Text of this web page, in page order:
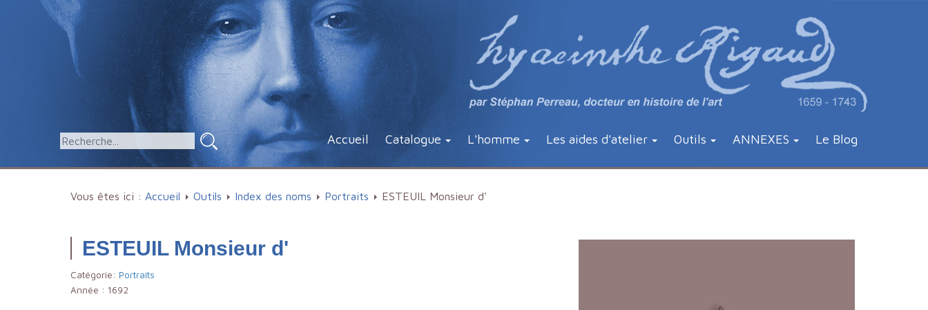
Accueil Catalogue L'homme Les aides d'atelier Outils ANNEXES Le Blog
Vous êtes ici : Accueil Outils Index des noms Portraits ESTEUIL Monsieur d'
ESTEUIL Monsieur d'
Catégorie: Portraits
Année : 1692